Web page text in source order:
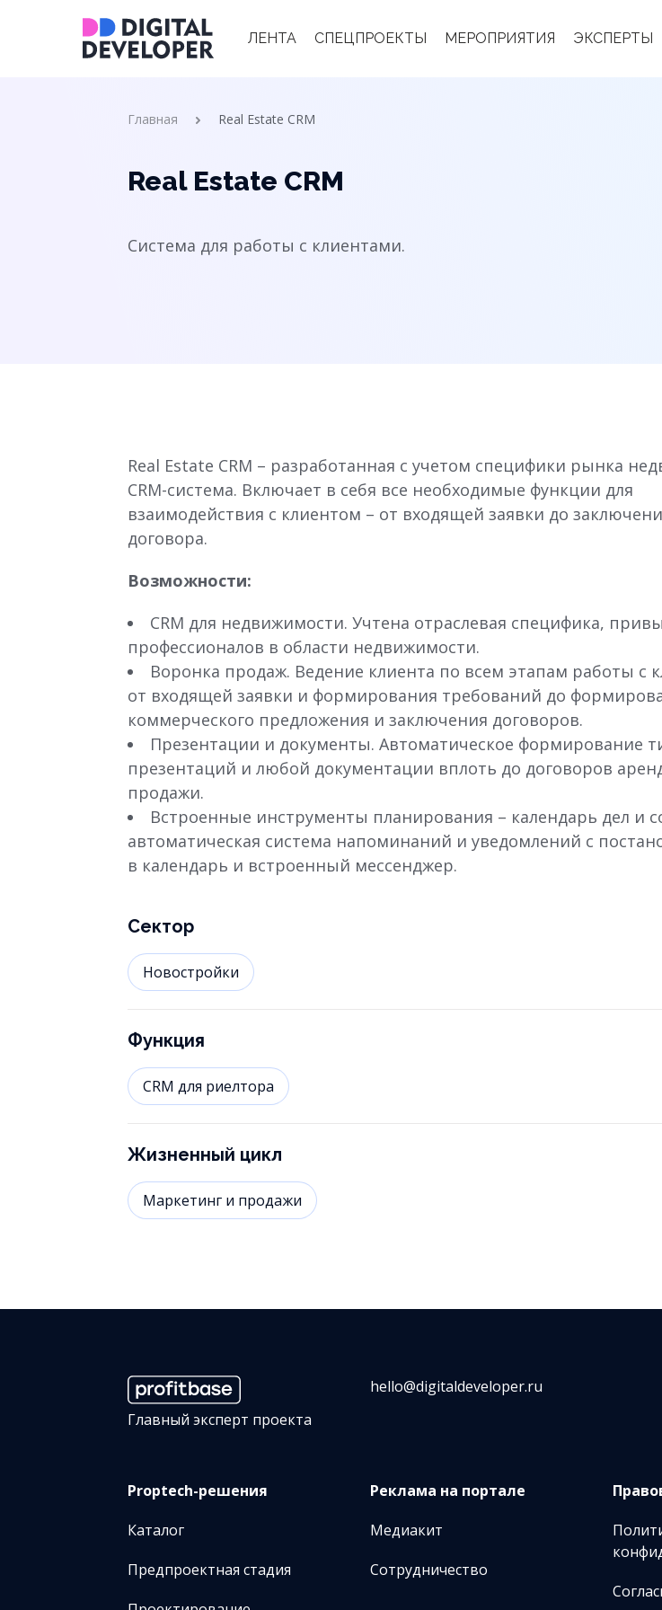
Main
ЛЕНТА СПЕЦПРОЕКТЫ МЕРОПРИЯТИЯ ЭКСПЕРТЫ
Строка
Главная Real Estate CRM
Real Estate CRM
Система для работы с клиентами.
Real Estate CRM – разработанная с учетом специфики рынка
CRM-система. Включает в себя все необходимые функции для
взаимодействия с клиентом – от входящей заявки до
договора.
Возможности:
CRM для недвижимости. Учтена отраслевая специфика,
профессионалов в области недвижимости.
Воронка продаж. Ведение клиента по всем этапам работы с
от входящей заявки и формирования требований до
коммерческого предложения и заключения договоров.
Презентации и документы. Автоматическое формирование
презентаций и любой документации вплоть до договоров
продажи.
Встроенные инструменты планирования – календарь дел и
автоматическая система напоминаний и уведомлений с
в календарь и встроенный мессенджер.
Сектор
Новостройки
Функция
CRM для риелтора
Жизненный цикл
Маркетинг и продажи
Главный эксперт проекта
hello@digitaldeveloper.ru
Proptech-решения
Каталог
Предпроектная стадия
Реклама на портале
Медиакит
Сотрудничество